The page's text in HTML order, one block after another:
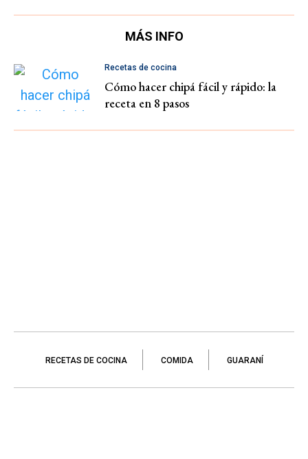
MÁS INFO
Recetas de cocina
Cómo hacer chipá fácil y rápido: la
receta en 8 pasos
RECETAS DE COCINA COMIDA GUARANÍ